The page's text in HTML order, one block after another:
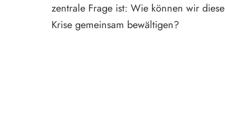
zentrale Frage ist: Wie können wir diese
Krise gemeinsam bewältigen?